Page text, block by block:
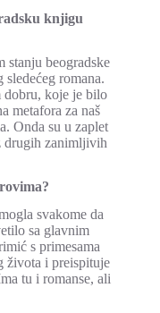
knjigu
stanju beogradske
romana.
dobru, koje je bilo
metafora za naš
Onda su u zaplet
drugih zanimljivih
svakome da
sa glavnim
s primesama
života i preispituje
tu i romanse, ali